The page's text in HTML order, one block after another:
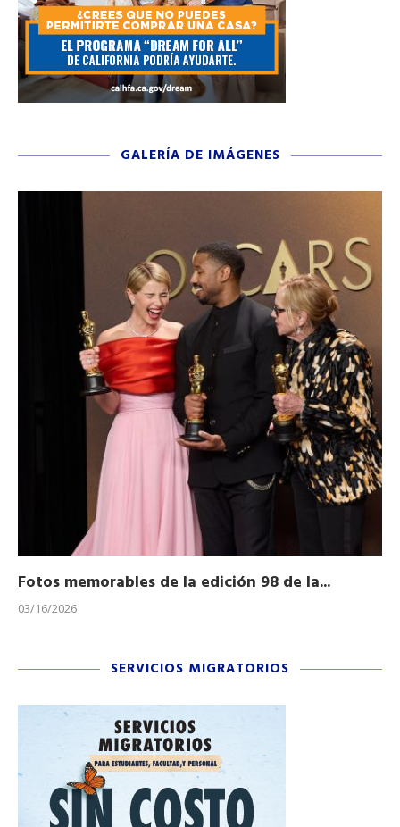
GALERÍA DE IMÁGENES
Fotos memorables de la edición 98 de la...
03/16/2026
SERVICIOS MIGRATORIOS